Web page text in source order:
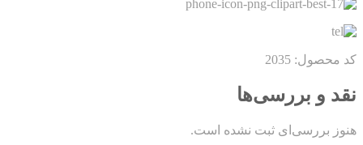
کد محصول: 2035
نقد و بررسی‌ها
هنوز بررسی‌ای ثبت نشده است.